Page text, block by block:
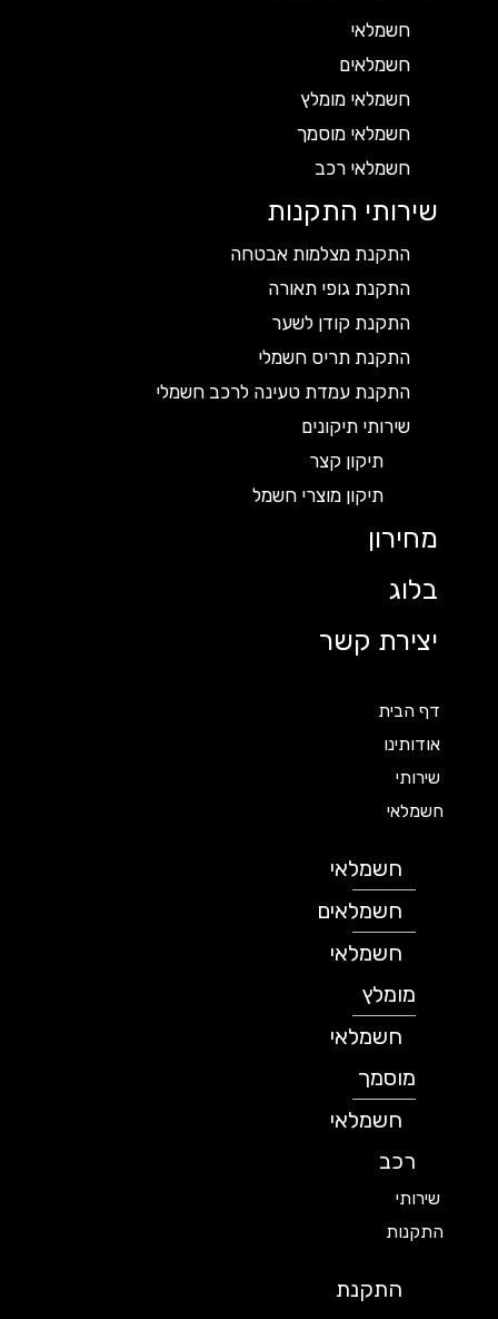
חשמלאי
חשמלאים
חשמלאי מומלץ
חשמלאי מוסמך
חשמלאי רכב
שירותי התקנות
התקנת מצלמות אבטחה
התקנת גופי תאורה
התקנת קודן לשער
התקנת תריס חשמלי
התקנת עמדת טעינה לרכב חשמלי
שירותי תיקונים
תיקון קצר
תיקון מוצרי חשמל
מחירון
בלוג
יצירת קשר
דף הבית
אודותינו
שירותי
חשמלאי
חשמלאי
חשמלאים
חשמלאי
מומלץ
חשמלאי
מוסמך
חשמלאי
שירותי
התקנות
התקנת